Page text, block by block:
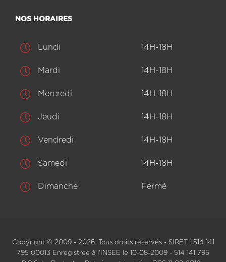
NOS HORAIRES
Lundi 14H-18H
Mardi 14H-18H
Mercredi 14H-18H
Jeudi 14H-18H
Vendredi 14H-18H
Samedi 14H-18H
Dimanche Fermé
Copyright © 2009 - 2026. Tous droits réservés - SIRET : 514 141
795 00013 Enregistrée à l'INSEE le 10-08-2009 - 514 141 795